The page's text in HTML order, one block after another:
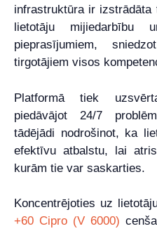
infrastruktūra ir izstrādāta
lietotāju
pieprasījumiem,
tirgotājiem visos
Platformā tiek
piedāvājot 24/7
tādējādi nodrošinot, ka
efektīvu atbalstu, lai
kurām tie var saskarties.
Koncentrējoties uz
+60 Cipro (V 6000)